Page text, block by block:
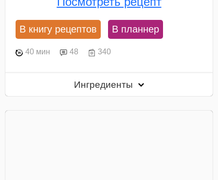
В книгу рецептов В планнер
40 мин 48 340
Ингредиенты